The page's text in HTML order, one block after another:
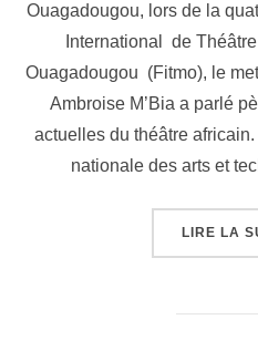
Ouagadougou, lors de la
International de
Ouagadougou (Fitmo), le
Ambroise M’Bia a parlé
actuelles du théâtre
nationale des arts et
LIRE LA